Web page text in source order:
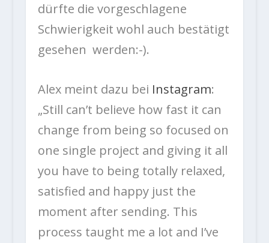
dürfte die vorgeschlagene
Schwierigkeit wohl auch bestätigt
gesehen werden:-).
Alex meint dazu bei Instagram:
„Still can’t believe how fast it can
change from being so focused on
one single project and giving it all
you have to being totally relaxed,
satisfied and happy just the
moment after sending. This
process taught me a lot and I’ve